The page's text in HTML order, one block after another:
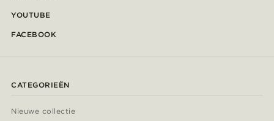
YOUTUBE
FACEBOOK
CATEGORIEËN
Nieuwe collectie